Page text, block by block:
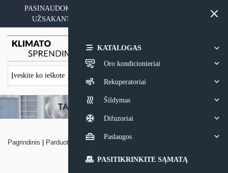
content
PASINAUDOKITE YPATINGAIS KAINOS PASIŪLYMAIS
UŽSAKANT ĮRANGĄ SU MONTAVIMO PASLAUGA
KATALOGAS
Oro kondicionieriai
Rekuperatoriai
Šildymas
Difuzoriai
Paslaugos
PASITIKRINKITE SĄMATĄ
Pagrindinis Parduotuvė Mini rekuperatorius Prana 150 Premium Plius